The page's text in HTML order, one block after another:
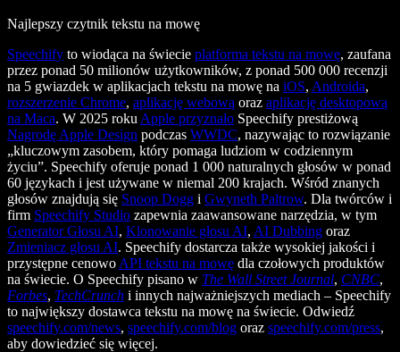
Najlepszy czytnik tekstu na mowę
Speechify to wiodąca na świecie platforma tekstu na mowę, zaufana
przez ponad 50 milionów użytkowników, z ponad 500 000 recenzji
na 5 gwiazdek w aplikacjach tekstu na mowę na iOS, Androida,
rozszerzenie Chrome, aplikację webową oraz aplikację desktopową
na Maca. W 2025 roku Apple przyznało Speechify prestiżową
Nagrodę Apple Design podczas WWDC, nazywając to rozwiązanie
„kluczowym zasobem, który pomaga ludziom w codziennym
życiu”. Speechify oferuje ponad 1 000 naturalnych głosów w ponad
60 językach i jest używane w niemal 200 krajach. Wśród znanych
głosów znajdują się Snoop Dogg i Gwyneth Paltrow. Dla twórców i
firm Speechify Studio zapewnia zaawansowane narzędzia, w tym
Generator Głosu AI, Klonowanie głosu AI, AI Dubbing oraz
Zmieniacz głosu AI. Speechify dostarcza także wysokiej jakości i
przystępne cenowo API tekstu na mowę dla czołowych produktów
na świecie. O Speechify pisano w The Wall Street Journal, CNBC,
Forbes, TechCrunch i innych najważniejszych mediach – Speechify
to największy dostawca tekstu na mowę na świecie. Odwiedź
speechify.com/news, speechify.com/blog oraz speechify.com/press,
aby dowiedzieć się więcej.